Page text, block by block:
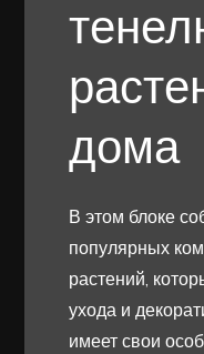
дома
В этом блоке
популярных
растений,
ухода и
имеет свои